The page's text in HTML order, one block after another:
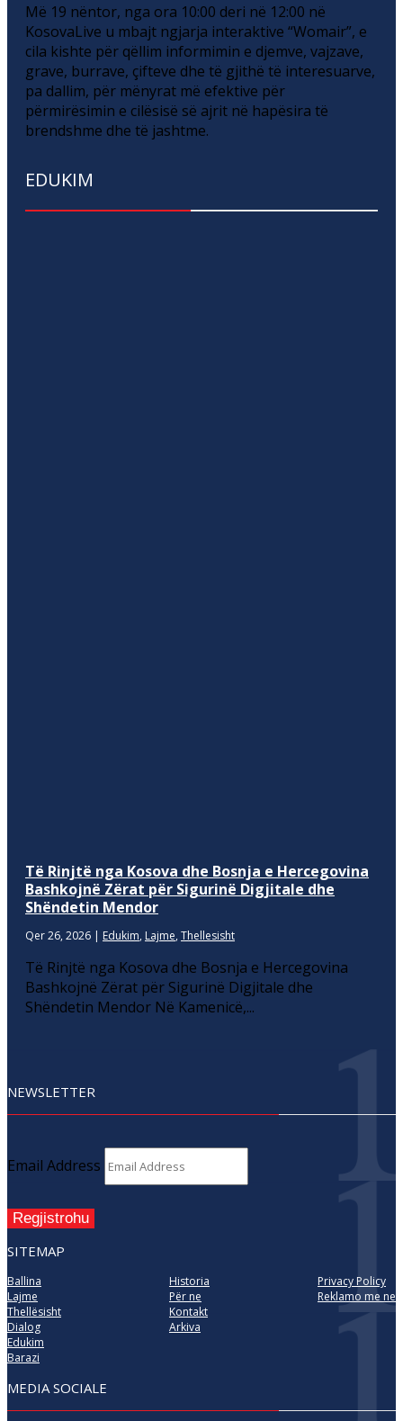
Më 19 nëntor, nga ora 10:00 deri në 12:00 në
KosovaLive u mbajt ngjarja interaktive “Womair”, e
cila kishte për qëllim informimin e djemve, vajzave,
grave, burrave, çifteve dhe të gjithë të interesuarve,
pa dallim, për mënyrat më efektive për
përmirësimin e cilësisë së ajrit në hapësira të
brendshme dhe të jashtme.
EDUKIM
Të Rinjtë nga Kosova dhe Bosnja e Hercegovina
Bashkojnë Zërat për Sigurinë Digjitale dhe
Shëndetin Mendor
Qer 26, 2026 | Edukim, Lajme, Thellesisht
Të Rinjtë nga Kosova dhe Bosnja e Hercegovina
Bashkojnë Zërat për Sigurinë Digjitale dhe
Shëndetin Mendor Në Kamenicë,...
NEWSLETTER
Email Address
Regjistrohu
SITEMAP
Ballina
Lajme
Thellësisht
Dialog
Edukim
Barazi
Historia
Për ne
Kontakt
Arkiva
Privacy Policy
Reklamo me ne
MEDIA SOCIALE